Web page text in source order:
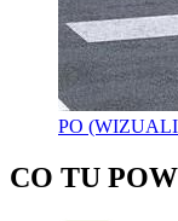
PO
CO TU